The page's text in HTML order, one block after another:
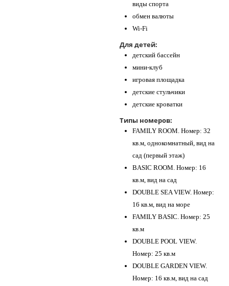
виды спорта
обмен валюты
Wi-Fi
Для детей:
детский бассейн
мини-клуб
игровая площадка
детские стульчики
детские кроватки
Типы номеров:
FAMILY ROOM. Номер: 32
кв.м, однокомнатный, вид на
сад (первый этаж)
BASIC ROOM. Номер: 16
кв.м, вид на сад
DOUBLE SEA VIEW. Номер:
16 кв.м, вид на море
FAMILY BASIC. Номер: 25
кв.м
DOUBLE POOL VIEW.
Номер: 25 кв.м
DOUBLE GARDEN VIEW.
Номер: 16 кв.м, вид на сад